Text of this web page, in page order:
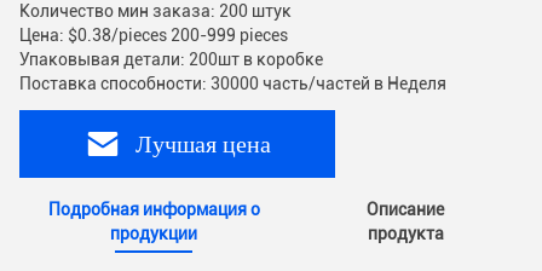
Количество мин заказа: 200 штук
Цена: $0.38/pieces 200-999 pieces
Упаковывая детали: 200шт в коробке
Поставка способности: 30000 часть/частей в Неделя
Лучшая цена
Подробная информация о
продукции
Описание
продукта